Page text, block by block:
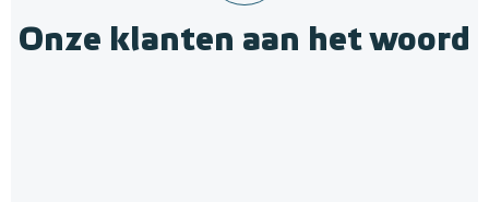
Onze klanten aan het woord